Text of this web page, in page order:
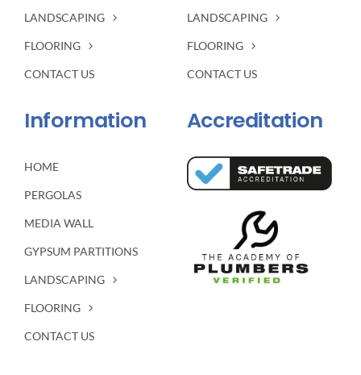
LANDSCAPING
FLOORING
CONTACT US
LANDSCAPING
FLOORING
CONTACT US
Information
HOME
PERGOLAS
MEDIA WALL
GYPSUM PARTITIONS
LANDSCAPING
FLOORING
CONTACT US
Accreditation